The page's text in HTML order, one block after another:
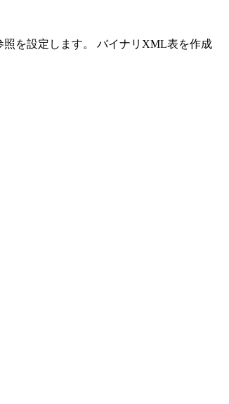
照を設定します。 バイナリXML表を作成